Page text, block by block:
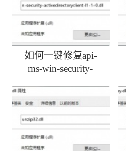
如何一键修复api-
ms-win-security-